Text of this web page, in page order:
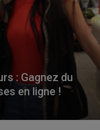
: Gagnez du
en ligne !